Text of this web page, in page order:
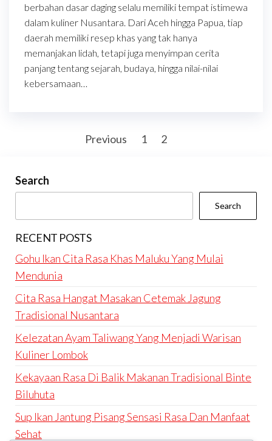
berbahan dasar daging selalu memiliki tempat istimewa
dalam kuliner Nusantara. Dari Aceh hingga Papua, tiap
daerah memiliki resep khas yang tak hanya
memanjakan lidah, tetapi juga menyimpan cerita
panjang tentang sejarah, budaya, hingga nilai-nilai
kebersamaan…
Previous 1 2
Search
Search
RECENT POSTS
Gohu Ikan Cita Rasa Khas Maluku Yang Mulai
Mendunia
Cita Rasa Hangat Masakan Cetemak Jagung
Tradisional Nusantara
Kelezatan Ayam Taliwang Yang Menjadi Warisan
Kuliner Lombok
Kekayaan Rasa Di Balik Makanan Tradisional Binte
Biluhuta
Sup Ikan Jantung Pisang Sensasi Rasa Dan Manfaat
Sehat